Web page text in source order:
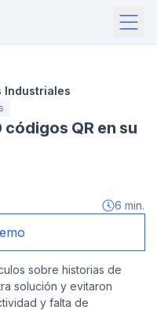
Industriales
QR en su
6 min.
sobre historias de
solución y evitaron
y falta de